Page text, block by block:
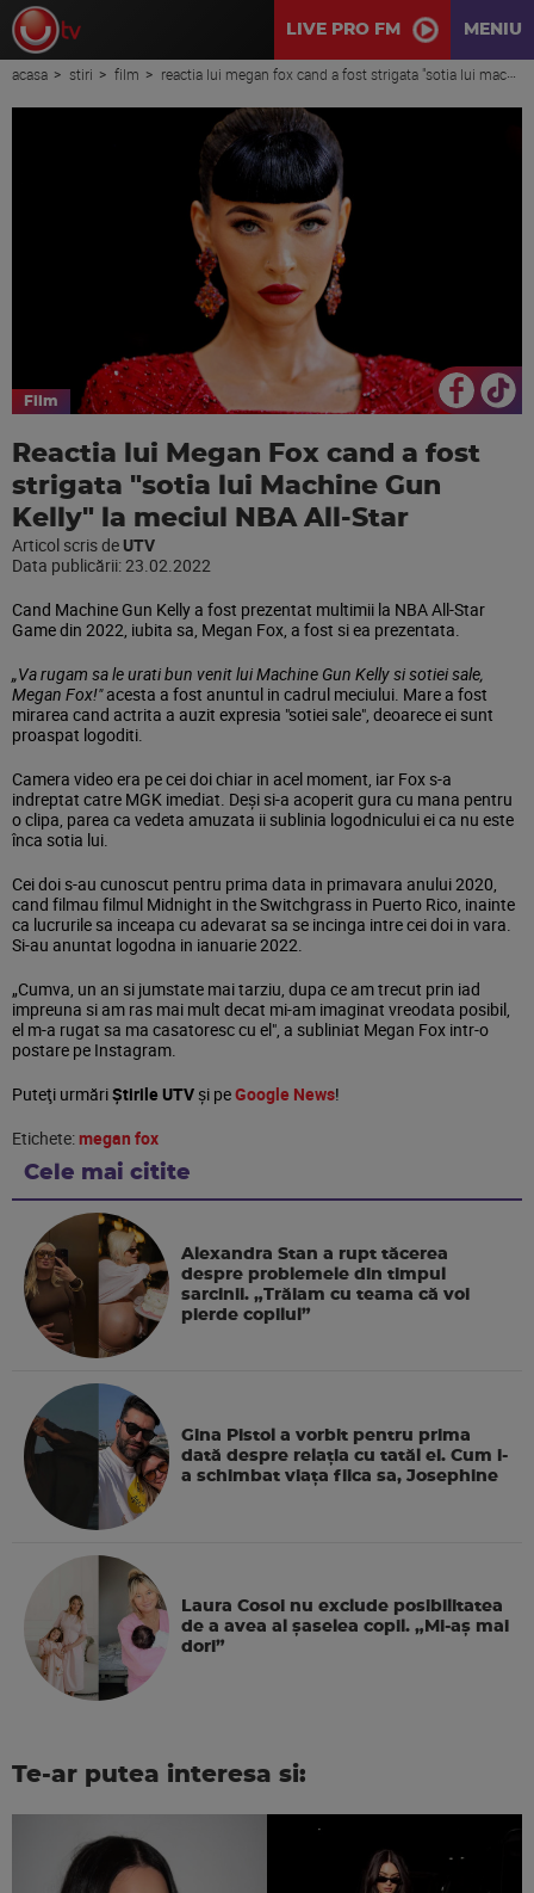
LIVE PRO FM MENIU
acasa stiri film reactia lui megan fox cand a fost strigata "sotia lui machine gun kelly" la meciul nba all-star
Film
Reactia lui Megan Fox cand a fost
strigata "sotia lui Machine Gun
Kelly" la meciul NBA All-Star
Articol scris de UTV
Data publicării:23.02.2022
Cand Machine Gun Kelly a fost prezentat multimii la NBA All-Star
Game din 2022, iubita sa, Megan Fox, a fost si ea prezentata.
„Va rugam sa le urati bun venit lui Machine Gun Kelly si sotiei sale,
Megan Fox!"acesta a fost anuntul in cadrul meciului. Mare a fost
mirarea cand actrita a auzit expresia "sotiei sale", deoarece ei sunt
proaspat logoditi.
Camera video era pe cei doi chiar in acel moment, iar Fox s-a
indreptat catre MGK imediat. Deși si-a acoperit gura cu mana pentru
o clipa, parea ca vedeta amuzata ii sublinia logodnicului ei ca nu este
înca sotia lui.
Cei doi s-au cunoscut pentru prima data in primavara anului 2020,
cand filmau filmul Midnight in the Switchgrass in Puerto Rico, inainte
ca lucrurile sa inceapa cu adevarat sa se incinga intre cei doi in vara.
Si-au anuntat logodna in ianuarie 2022.
„Cumva, un an si jumstate mai tarziu, dupa ce am trecut prin iad
impreuna si am ras mai mult decat mi-am imaginat vreodata posibil,
el m-a rugat sa ma casatoresc cu el", a subliniat Megan Fox intr-o
postare pe Instagram.
Puteţi urmăriȘtirile UTVşi peGoogle News!
Etichete:megan fox
Cele mai citite
Alexandra Stan a rupt tăcerea
despre problemele din timpul
sarcinii. „Trăiam cu teama că voi
pierde copilul”
Gina Pistol a vorbit pentru prima
dată despre relația cu tatăl ei. Cum i-
a schimbat viața fiica sa, Josephine
Laura Cosoi nu exclude posibilitatea
de a avea al șaselea copil. „Mi-aș mai
dori”
Te-ar putea interesa si: